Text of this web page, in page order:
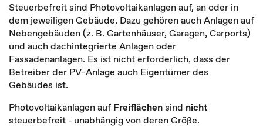
Steuerbefreit sind Photovoltaikanlagen auf, an oder in
dem jeweiligen Gebäude. Dazu gehören auch Anlagen auf
Nebengebäuden (z. B. Gartenhäuser, Garagen, Carports)
und auch dachintegrierte Anlagen oder
Fassadenanlagen. Es ist nicht erforderlich, dass der
Betreiber der PV-Anlage auch Eigentümer des
Gebäudes ist.
Photovoltaikanlagen auf Freiflächensind nicht
steuerbefreit - unabhängig von deren Größe.